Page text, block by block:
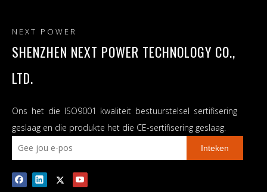
NEXT POWER
SHENZHEN NEXT POWER TECHNOLOGY CO.,
LTD.
Ons het die ISO9001 kwaliteit bestuurstelsel sertifisering
geslaag en die produkte het die CE-sertifisering geslaag.
Inteken